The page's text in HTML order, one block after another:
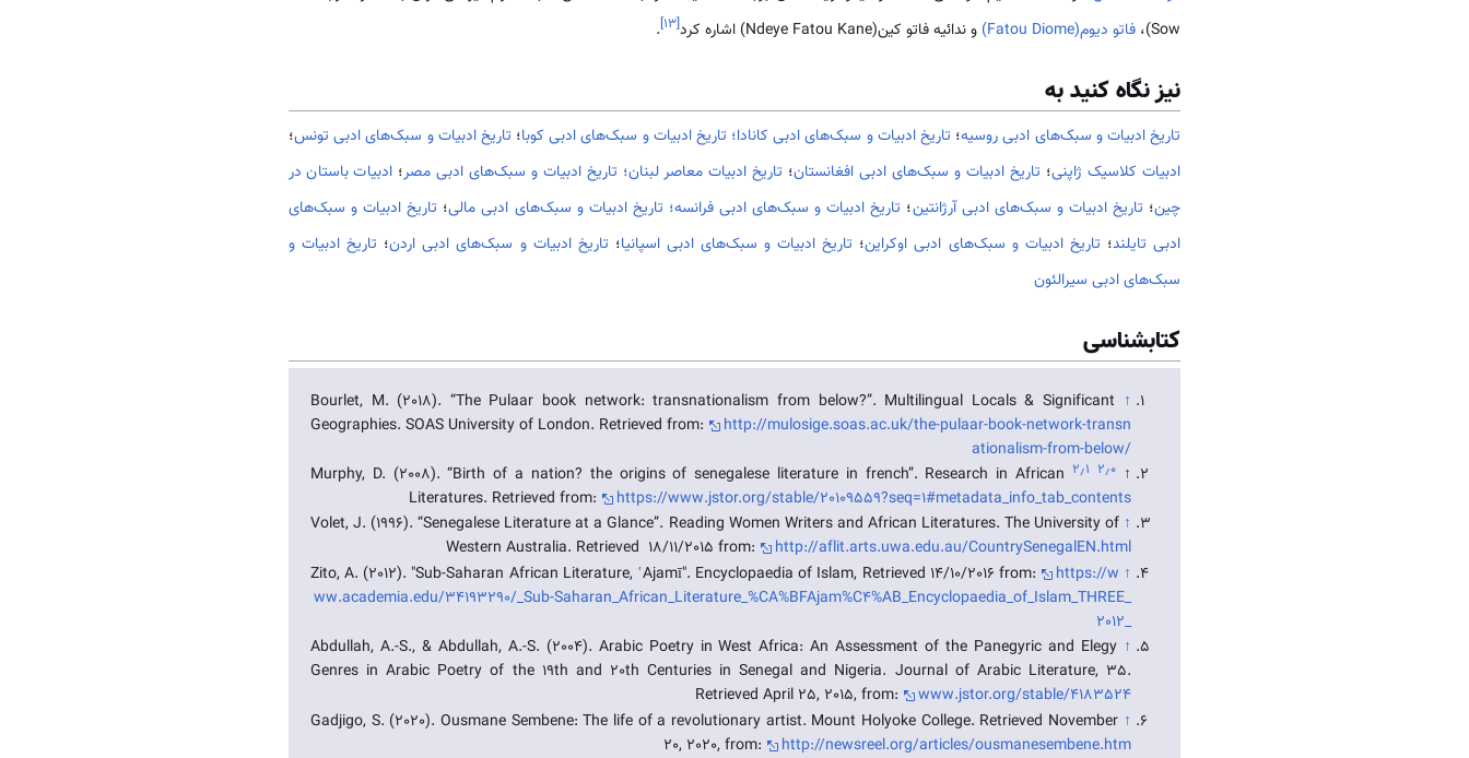
Sow)،
فاتو دیوم(Fatou Diome) و ندائیه فاتو کین(Ndeye Fatou Kane) اشاره کرد [۱۳]
.
نیز نگاه کنید به
تاریخ ادبیات و سبک‌های ادبی روسیه؛ تاریخ ادبیات و سبک‌های ادبی کانادا؛ تاریخ ادبیات و سبک‌های ادبی کوبا؛ تاریخ ادبیات و سبک‌های ادبی تونس؛
ادبیات کلاسیک ژاپنی؛ تاریخ ادبیات و سبک‌های ادبی افغانستان؛ تاریخ ادبیات معاصر لبنان؛ تاریخ ادبیات و سبک‌های ادبی مصر؛ ادبیات باستان در
چین؛ تاریخ ادبیات و سبک‌های ادبی آرژانتین؛ تاریخ ادبیات و سبک‌های ادبی فرانسه؛ تاریخ ادبیات و سبک‌های ادبی مالی؛ تاریخ ادبیات و سبک‌های
ادبی تایلند؛ تاریخ ادبیات و سبک‌های ادبی اوکراین؛ تاریخ ادبیات و سبک‌های ادبی اسپانیا؛ تاریخ ادبیات و سبک‌های ادبی اردن؛ تاریخ ادبیات و
سبک‌های ادبی سیرالئون
کتابشناسی
↑
Bourlet, M. (2018). “The Pulaar book network: transnationalism from below?”. Multilingual Locals & Significant
Geographies. SOAS University of London. Retrieved from:
http://mulosige.soas.ac.uk/the-pulaar-book-network-transn
ationalism-from-below/
↑ ۲٫۰ ۲٫۱
Murphy, D. (2008). “Birth of a nation? the origins of senegalese literature in french”. Research in African
Literatures. Retrieved from:
https://www.jstor.org/stable/20109559?seq=1#metadata_info_tab_contents
↑
Volet, J. (1996). “Senegalese Literature at a Glance”. Reading Women Writers and African Literatures. The University of
Western Australia. Retrieved 18/11/2015 from:
http://aflit.arts.uwa.edu.au/CountrySenegalEN.html
↑
Zito, A. (2012). "Sub-Saharan African Literature, ʿAjamī". Encyclopaedia of Islam, Retrieved 14/10/2016 from:
https://w
ww.academia.edu/34193290/_Sub-Saharan_African_Literature_%CA%BFAjam%C4%AB_Encyclopaedia_of_Islam_THREE_
2012_
↑
Abdullah, A.-S., & Abdullah, A.-S. (2004). Arabic Poetry in West Africa: An Assessment of the Panegyric and Elegy
Genres in Arabic Poetry of the 19th and 20th Centuries in Senegal and Nigeria. Journal of Arabic Literature, 35.
Retrieved April 25, 2015, from:
www.jstor.org/stable/4183524
↑
Gadjigo, S. (2020). Ousmane Sembene: The life of a revolutionary artist. Mount Holyoke College. Retrieved November
20, 2020, from:
http://newsreel.org/articles/ousmanesembene.htm